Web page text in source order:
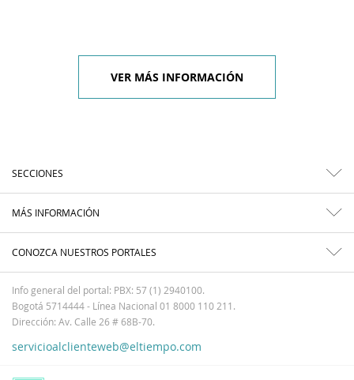
VER MÁS INFORMACIÓN
SECCIONES
MÁS INFORMACIÓN
CONOZCA NUESTROS PORTALES
Info general del portal: PBX: 57 (1) 2940100.
Bogotá 5714444 - Línea Nacional 01 8000 110 211.
Dirección: Av. Calle 26 # 68B-70.
servicioalclienteweb@eltiempo.com